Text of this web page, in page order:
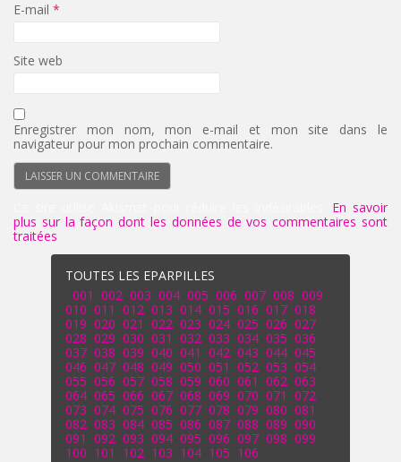
E-mail *
Site web
Enregistrer mon nom, mon e-mail et mon site dans le
navigateur pour mon prochain commentaire.
En savoir
plus sur la façon dont les données de vos commentaires sont
traitées
TOUTES LES EPARPILLES
001 002 003 004 005 006 007 008 009
010 011 012 013 014 015 016 017 018
019 020 021 022 023 024 025 026 027
028 029 030 031 032 033 034 035 036
037 038 039 040 041 042 043 044 045
046 047 048 049 050 051 052 053 054
055 056 057 058 059 060 061 062 063
064 065 066 067 068 069 070 071 072
073 074 075 076 077 078 079 080 081
082 083 084 085 086 087 088 089 090
091 092 093 094 095 096 097 098 099
100 101 102 103 104 105 106